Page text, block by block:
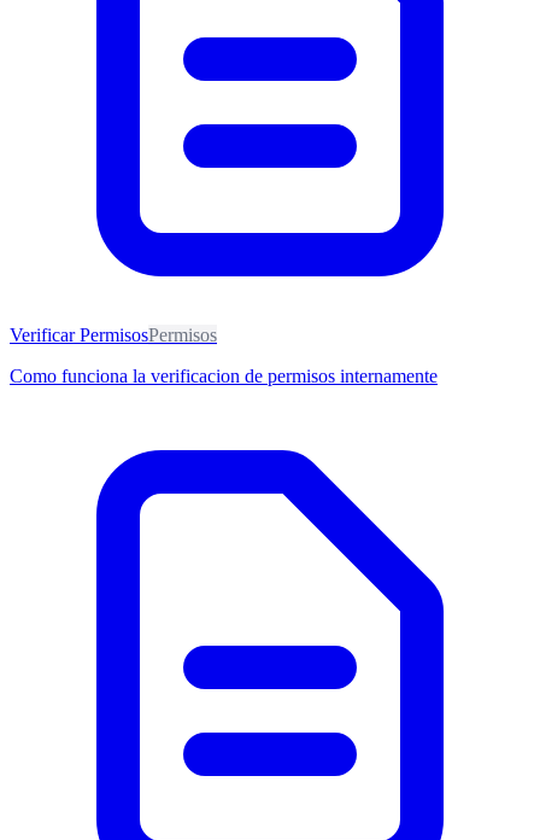
Verificar PermisosPermisos
Como funciona la verificacion de permisos internamente